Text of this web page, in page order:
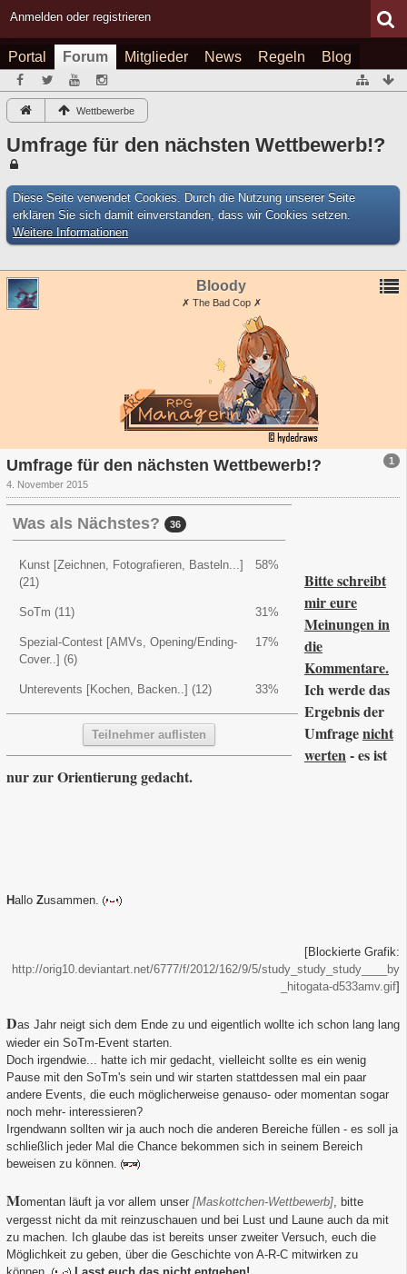
Anmelden oder registrieren
Portal Forum Mitglieder News Regeln Blog
Wettbewerbe
Umfrage für den nächsten Wettbewerb!?
Diese Seite verwendet Cookies. Durch die Nutzung unserer Seite
erklären Sie sich damit einverstanden, dass wir Cookies setzen.
Weitere Informationen
Bloody
✗ The Bad Cop ✗
1
Umfrage für den nächsten Wettbewerb!?
4. November 2015
Was als Nächstes? 36
Kunst [Zeichnen, Fotografieren, Basteln...]
(21)
58%
SoTm (11) 31%
Spezial-Contest [AMVs, Opening/Ending-
Cover..] (6)
17%
Unterevents [Kochen, Backen..] (12) 33%
Teilnehmer auflisten
Bitte schreibt
mir eure
Meinungen in
die
Kommentare.
Ich werde das
Ergebnis der
Umfragenicht
werten - es ist
nur zur Orientierung gedacht.
Hallo Zusammen.
[Blockierte Grafik:
http://orig10.deviantart.net/6777/f/2012/162/9/5/study_study_study____by
_hitogata-d533amv.gif]
Das Jahr neigt sich dem Ende zu und eigentlich wollte ich schon lang lang
wieder ein SoTm-Event starten.
Doch irgendwie... hatte ich mir gedacht, vielleicht sollte es ein wenig
Pause mit den SoTm's sein und wir starten stattdessen mal ein paar
andere Events, die euch möglicherweise genauso- oder momentan sogar
noch mehr- interessieren?
Irgendwann sollten wir ja auch noch die anderen Bereiche füllen - es soll ja
schließlich jeder Mal die Chance bekommen sich in seinem Bereich
beweisen zu können.
Momentan läuft ja vor allem unser [Maskottchen-Wettbewerb] , bitte
vergesst nicht da mit reinzuschauen und bei Lust und Laune auch da mit
zu machen. Ich glaube das ist bereits unser zweiter Versuch, euch die
Möglichkeit zu geben, über die Geschichte von A-R-C mitwirken zu